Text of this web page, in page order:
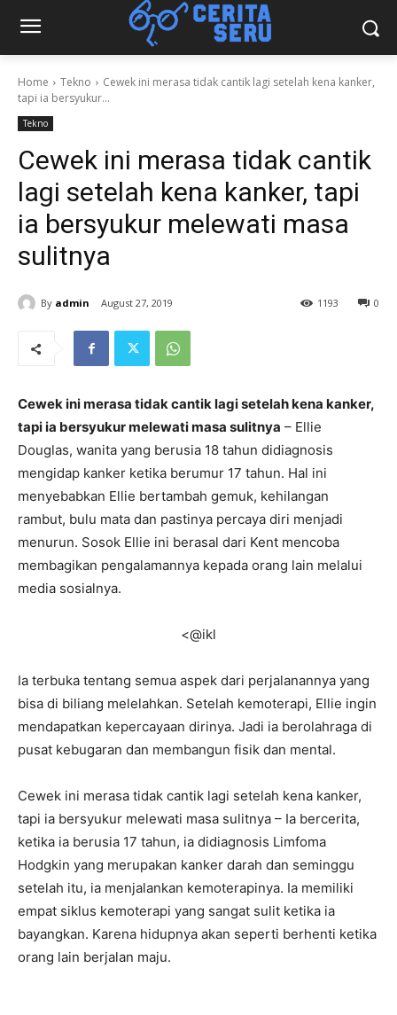
Home Tekno
Cewek ini merasa tidak cantik lagi setelah kena kanker,
tapi ia bersyukur...
Tekno
Cewek ini merasa tidak cantik
lagi setelah kena kanker, tapi
ia bersyukur melewati masa
sulitnya
By admin August 27, 2019 0
1193
Cewek ini merasa tidak cantik lagi setelah kena kanker,
tapi ia bersyukur melewati masa sulitnya – Ellie
Douglas, wanita yang berusia 18 tahun didiagnosis
mengidap kanker ketika berumur 17 tahun. Hal ini
menyebabkan Ellie bertambah gemuk, kehilangan
rambut, bulu mata dan pastinya percaya diri menjadi
menurun. Sosok Ellie ini berasal dari Kent mencoba
membagikan pengalamannya kepada orang lain melalui
media sosialnya.
<@ikl
Ia terbuka tentang semua aspek dari perjalanannya yang
bisa di biliang melelahkan. Setelah kemoterapi, Ellie ingin
mendapatkan kepercayaan dirinya. Jadi ia berolahraga di
pusat kebugaran dan membangun fisik dan mental.
Cewek ini merasa tidak cantik lagi setelah kena kanker,
tapi ia bersyukur melewati masa sulitnya – Ia bercerita,
ketika ia berusia 17 tahun, ia didiagnosis Limfoma
Hodgkin yang merupakan kanker darah dan seminggu
setelah itu, ia menjalankan kemoterapinya. Ia memiliki
empat siklus kemoterapi yang sangat sulit ketika ia
bayangkan. Karena hidupnya akan seperti berhenti ketika
orang lain berjalan maju.